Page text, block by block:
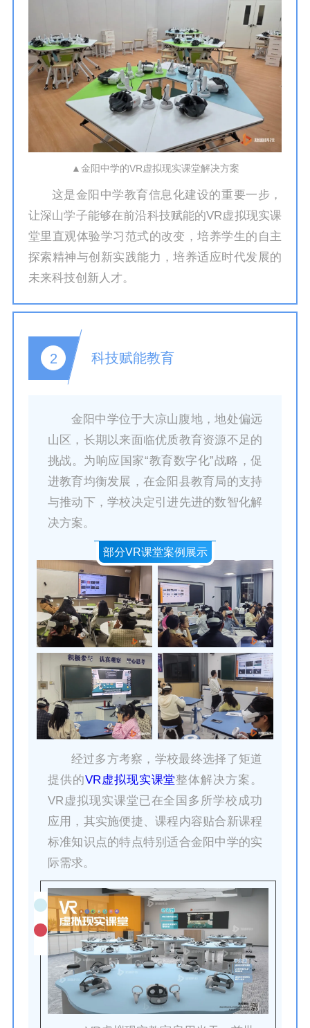
▲金阳中学的VR虚拟现实课堂解决方案
这是金阳中学教育信息化建设的重要一步，
让深山学子能够在前沿科技赋能的VR虚拟现实课
堂里直观体验学习范式的改变，培养学生的自主
探索精神与创新实践能力，培养适应时代发展的
未来科技创新人才。
2 科技赋能教育
金阳中学位于大凉山腹地，地处偏远
山区，长期以来面临优质教育资源不足的
挑战。为响应国家“教育数字化”战略，促
进教育均衡发展，在金阳县教育局的支持
与推动下，学校决定引进先进的数智化解
决方案。
部分VR课堂案例展示
经过多方考察，学校最终选择了矩道
提供的VR虚拟现实课堂整体解决方案。
VR虚拟现实课堂已在全国多所学校成功
应用，其实施便捷、课程内容贴合新课程
标准知识点的特点特别适合金阳中学的实
际需求。